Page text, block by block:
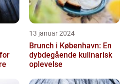
13 januar 2024
Brunch i København: En
dybdegående kulinarisk
oplevelse